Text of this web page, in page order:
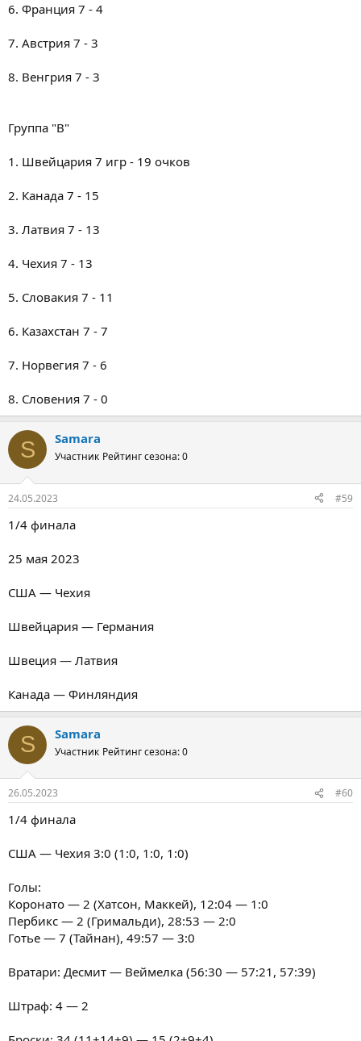
6. Франция 7 - 4
7. Австрия 7 - 3
8. Венгрия 7 - 3
Группа "B"
1. Швейцария 7 игр - 19 очков
2. Канада 7 - 15
3. Латвия 7 - 13
4. Чехия 7 - 13
5. Словакия 7 - 11
6. Казахстан 7 - 7
7. Норвегия 7 - 6
8. Словения 7 - 0
S Samara
Участник Рейтинг сезона: 0
24.05.2023 #59
1/4 финала
25 мая 2023
США — Чехия
Швейцария — Германия
Швеция — Латвия
Канада — Финляндия
S Samara
Участник Рейтинг сезона: 0
26.05.2023 #60
1/4 финала
США — Чехия 3:0 (1:0, 1:0, 1:0)
Голы:
Коронато — 2 (Хатсон, Маккей), 12:04 — 1:0
Пербикс — 2 (Гримальди), 28:53 — 2:0
Готье — 7 (Тайнан), 49:57 — 3:0
Вратари: Десмит — Веймелка (56:30 — 57:21, 57:39)
Штраф: 4 — 2